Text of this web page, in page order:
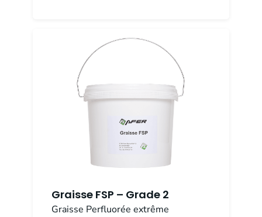
Graisse FSP – Grade 2
Graisse Perfluorée extrême